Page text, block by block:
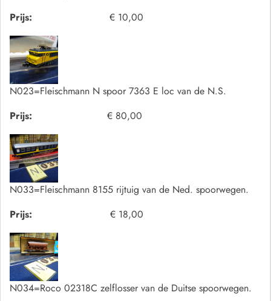
Prijs:
€ 10,00
N023=Fleischmann N spoor 7363 E loc van de N.S.
Prijs:
€ 80,00
N033=Fleischmann 8155 rijtuig van de Ned. spoorwegen.
Prijs:
€ 18,00
N034=Roco 02318C zelflosser van de Duitse spoorwegen.